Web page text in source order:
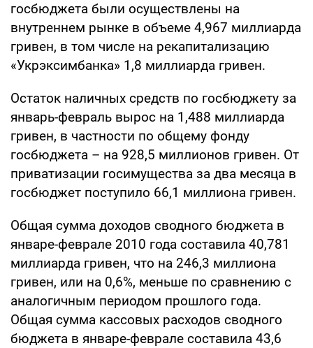
госбюджета были осуществлены на
внутреннем рынке в объеме 4,967 миллиарда
гривен, в том числе на рекапитализацию
«Укрэксимбанка» 1,8 миллиарда гривен.
Остаток наличных средств по госбюджету за
январь-февраль вырос на 1,488 миллиарда
гривен, в частности по общему фонду
госбюджета – на 928,5 миллионов гривен. От
приватизации госимущества за два месяца в
госбюджет поступило 66,1 миллиона гривен.
Общая сумма доходов сводного бюджета в
январе-феврале 2010 года составила 40,781
миллиарда гривен, что на 246,3 миллиона
гривен, или на 0,6%, меньше по сравнению с
аналогичным периодом прошлого года.
Общая сумма кассовых расходов сводного
бюджета в январе-феврале составила 43,6